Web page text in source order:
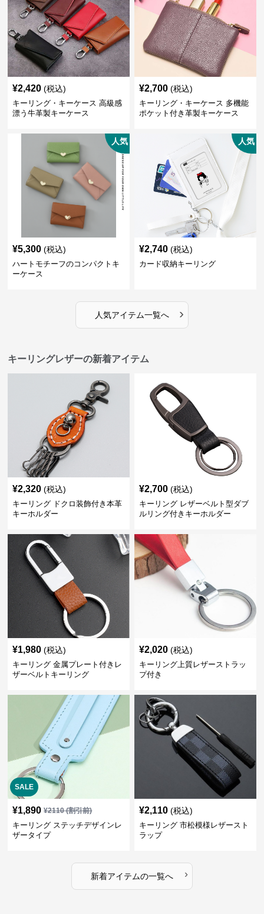
¥2,420 (税込)
キーリング・キーケース 高級感
漂う牛革製キーケース
¥2,700 (税込)
キーリング・キーケース 多機能
ポケット付き革製キーケース
人気
¥5,300 (税込)
ハートモチーフのコンパクトキ
ーケース
人気
¥2,740 (税込)
カード収納キーリング
人気アイテム一覧へ ›
キーリングレザーの新着アイテム
¥2,320 (税込)
キーリング ドクロ装飾付き本革
キーホルダー
¥2,700 (税込)
キーリング レザーベルト型ダブ
ルリング付きキーホルダー
¥1,980 (税込)
キーリング 金属プレート付きレ
ザーベルトキーリング
¥2,020 (税込)
キーリング上質レザーストラッ
プ付き
SALE
¥1,890 ¥2110(割引前)
キーリング ステッチデザインレ
ザータイプ
¥2,110 (税込)
キーリング 市松模様レザースト
ラップ
新着アイテムの一覧へ ›